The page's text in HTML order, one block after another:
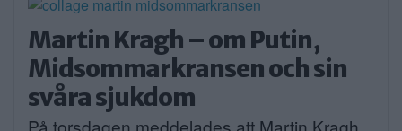
Martin Kragh – om Putin,
Midsommarkransen och sin
svåra sjukdom
På torsdagen meddelades att Martin Kragh,